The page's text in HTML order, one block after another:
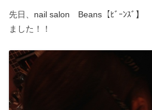
先日、 nail salon Beans【ﾋﾞｰﾝｽﾞ】
ました！！